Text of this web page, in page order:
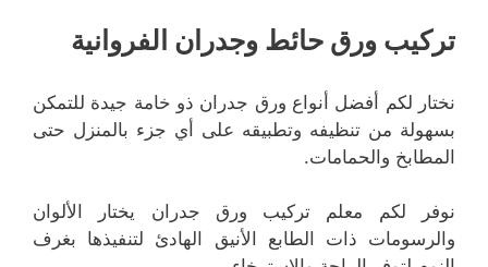
تركيب ورق حائط وجدران الفروانية
نختار لكم أفضل أنواع ورق جدران ذو خامة جيدة للتمكن
بسهولة من تنظيفه وتطبيقه على أي جزء بالمنزل حتى
المطابخ والحمامات.
نوفر لكم معلم تركيب ورق جدران يختار الألوان
والرسومات ذات الطابع الأنيق الهادئ لتنفيذها بغرف